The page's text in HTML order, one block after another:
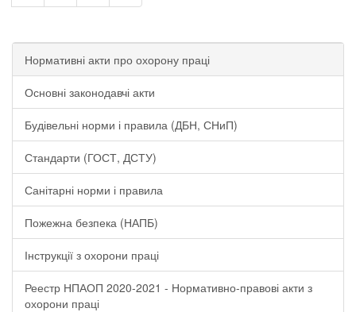
Нормативні акти про охорону праці
Основні законодавчі акти
Будівельні норми і правила (ДБН, СНиП)
Стандарти (ГОСТ, ДСТУ)
Санітарні норми і правила
Пожежна безпека (НАПБ)
Інструкції з охорони праці
Реестр НПАОП 2020-2021 - Нормативно-правові акти з
охорони праці